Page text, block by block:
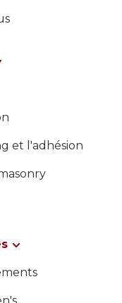
et l'adhésion